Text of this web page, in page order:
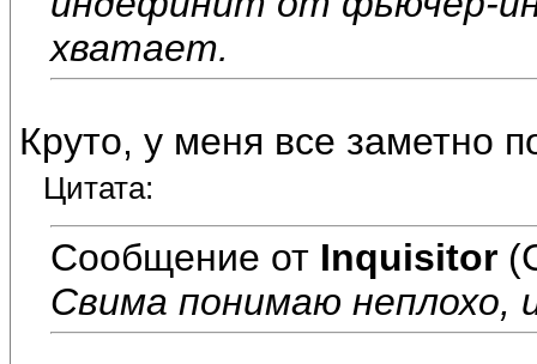
хватает.
Круто, у меня все заметно
Цитата:
Сообщение от Inquisitor
Свима понимаю неплохо,